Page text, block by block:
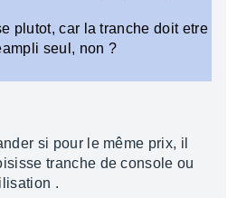
plutot, car la tranche doit etre
seul, non ?
si pour le même prix, il
tranche de console ou
.